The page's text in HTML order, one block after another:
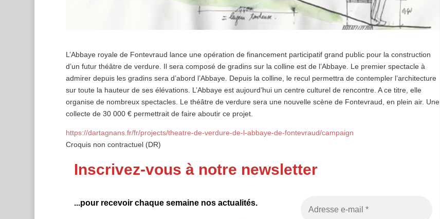
L’Abbaye royale de Fontevraud lance une opération de financement participatif grand public pour la construction
d’un futur théâtre de verdure. Il sera composé de gradins sur la colline est de l’Abbaye. Le premier spectacle à
admirer depuis les gradins sera d’abord l’Abbaye. Depuis la colline, le recul permettra de contempler l’architecture
sur toute la hauteur de ses élévations. L’Abbaye est aujourd’hui un centre culturel de rencontre. A ce titre, elle
organise de nombreux spectacles. Le théâtre de verdure sera une nouvelle scène de Fontevraud, en plein air. Une
collecte de 30 000 € permettrait de faire aboutir ce projet.
https://dartagnans.fr/fr/projects/theatre-de-verdure-de-l-abbaye-de-fontevraud/campaign
Croquis non contractuel (DR)
Inscrivez-vous à notre newsletter
...pour recevoir chaque semaine nos actualités.